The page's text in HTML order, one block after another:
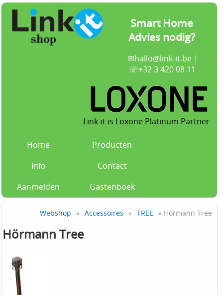
Smart Home
Advies nodig?
✉hallo@link-it.be|
☏+32 3 420 08 11
Link-it is Loxone Platinum Partner
Home
Producten
Info
Contact
Aanmelden
Gastenboek
Webshop » Accessoires » TREE » Hörmann Tree
Hörmann Tree